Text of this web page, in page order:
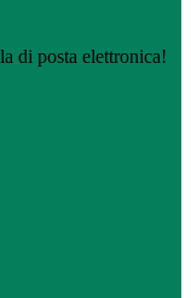
di posta elettronica!